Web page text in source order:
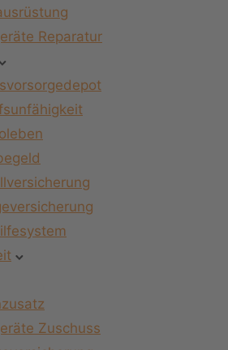
Reparatur
Zuschuss